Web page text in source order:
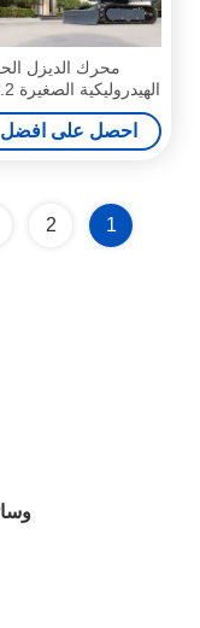
محرك الديزل
كابينة مغلقة
احصل على
1
2